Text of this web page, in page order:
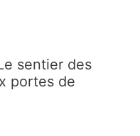
sentier des
portes de